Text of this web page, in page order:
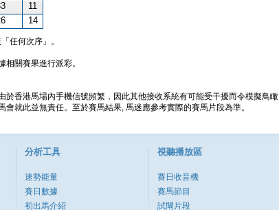
11
14
任何次序」。
關賽果進行派彩。
香港馬場內手機信號頻繁，因此其他接收系統有可能受干擾而令模擬鳥瞰
就此並無責任。至於賽馬結果, 馬迷應參考實際的賽馬片段為準。
分析工具
速勢能量
賽日數據
初出馬介紹
視聽播放區
賽日收音機
賽馬節目
試閘片段